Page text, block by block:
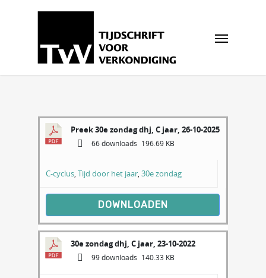
Preek 30e zondag dhj, C jaar, 26-10-2025
66 downloads 196.69 KB
C-cyclus,Tijd door het jaar,30e zondag
DOWNLOADEN
30e zondag dhj, C jaar, 23-10-2022
99 downloads 140.33 KB